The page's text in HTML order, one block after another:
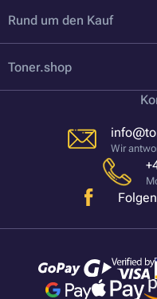
Rund um den Kauf
Toner.shop
Wir